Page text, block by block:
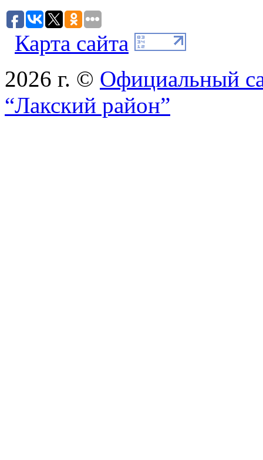
Карта сайта
2026 г. © Официальный
“Лакский район”